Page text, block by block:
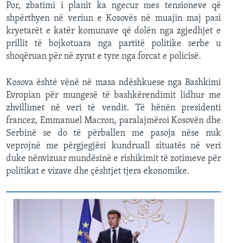
Por, zbatimi i planit ka ngecur mes tensioneve që
shpërthyen në veriun e Kosovës në muajin maj pasi
kryetarët e katër komunave që dolën nga zgjedhjet e
prillit të bojkotuara nga partitë politike serbe u
shoqëruan për në zyrat e tyre nga forcat e policisë.
Kosova është vënë në masa ndëshkuese nga Bashkimi
Evropian për mungesë të bashkërendimit lidhur me
zhvillimet në veri të vendit. Të hënën presidenti
francez, Emmanuel Macron, paralajmëroi Kosovën dhe
Serbinë se do të përballen me pasoja nëse nuk
veprojnë me përgjegjësi kundruall situatës në veri
duke nënvizuar mundësinë e rishikimit të zotimeve për
politikat e vizave dhe çështjet tjera ekonomike.